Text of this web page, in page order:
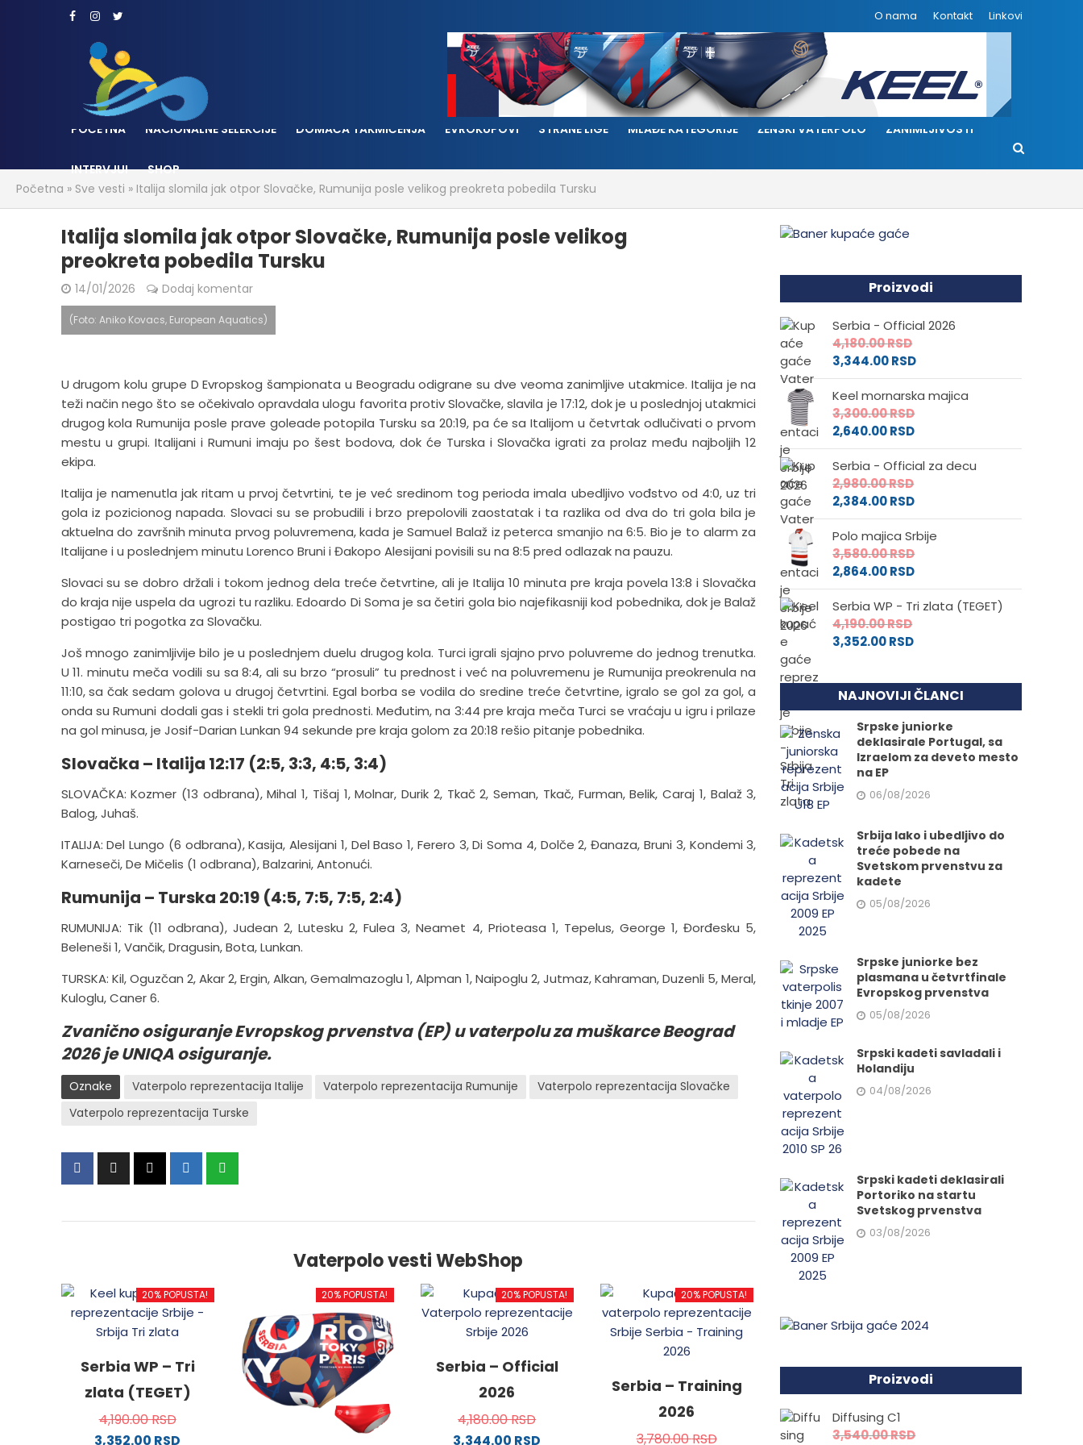
O nama Kontakt Linkovi
POČETNA NACIONALNE SELEKCIJE DOMAĆA TAKMIČENJA EVROKUPOVI STRANE LIGE MLAĐE KATEGORIJE ŽENSKI VATERPOLO ZANIMLJIVOSTI
INTERVJUI
SHOP
Početna » Sve vesti » Italija slomila jak otpor Slovačke, Rumunija posle velikog preokreta pobedila Tursku
Italija slomila jak otpor Slovačke, Rumunija posle velikog
preokreta pobedila Tursku
14/01/2026 Dodaj komentar
(Foto: Aniko Kovacs, European Aquatics)
U drugom kolu grupe D Evropskog šampionata u Beogradu odigrane su dve veoma zanimljive utakmice. Italija je na
teži način nego što se očekivalo opravdala ulogu favorita protiv Slovačke, slavila je 17:12, dok je u poslednjoj utakmici
drugog kola Rumunija posle prave goleade potopila Tursku sa 20:19, pa će sa Italijom u četvrtak odlučivati o prvom
mestu u grupi. Italijani i Rumuni imaju po šest bodova, dok će Turska i Slovačka igrati za prolaz među najboljih 12
ekipa.
Italija je namenutla jak ritam u prvoj četvrtini, te je već sredinom tog perioda imala ubedljivo vođstvo od 4:0, uz tri
gola iz pozicionog napada. Slovaci su se probudili i brzo prepolovili zaostatak i ta razlika od dva do tri gola bila je
aktuelna do završnih minuta prvog poluvremena, kada je Samuel Balaž iz peterca smanjio na 6:5. Bio je to alarm za
Italijane i u poslednjem minutu Lorenco Bruni i Đakopo Alesijani povisili su na 8:5 pred odlazak na pauzu.
Slovaci su se dobro držali i tokom jednog dela treće četvrtine, ali je Italija 10 minuta pre kraja povela 13:8 i Slovačka
do kraja nije uspela da ugrozi tu razliku. Edoardo Di Soma je sa četiri gola bio najefikasniji kod pobednika, dok je Balaž
postigao tri pogotka za Slovačku.
Još mnogo zanimljivije bilo je u poslednjem duelu drugog kola. Turci igrali sjajno prvo poluvreme do jednog trenutka.
U 11. minutu meča vodili su sa 8:4, ali su brzo “prosuli” tu prednost i već na poluvremenu je Rumunija preokrenula na
11:10, sa čak sedam golova u drugoj četvrtini. Egal borba se vodila do sredine treće četvrtine, igralo se gol za gol, a
onda su Rumuni dodali gas i stekli tri gola prednosti. Međutim, na 3:44 pre kraja meča Turci se vraćaju u igru i prilaze
na gol minusa, je Josif-Darian Lunkan 94 sekunde pre kraja golom za 20:18 rešio pitanje pobednika.
Slovačka – Italija 12:17 (2:5, 3:3, 4:5, 3:4)
SLOVAČKA: Kozmer (13 odbrana), Mihal 1, Tišaj 1, Molnar, Durik 2, Tkač 2, Seman, Tkač, Furman, Belik, Caraj 1, Balaž 3,
Balog, Juhaš.
ITALIJA: Del Lungo (6 odbrana), Kasija, Alesijani 1, Del Baso 1, Ferero 3, Di Soma 4, Dolče 2, Đanaza, Bruni 3, Kondemi 3,
Karneseči, De Mičelis (1 odbrana), Balzarini, Antonući.
Rumunija – Turska 20:19 (4:5, 7:5, 7:5, 2:4)
RUMUNIJA: Tik (11 odbrana), Judean 2, Lutesku 2, Fulea 3, Neamet 4, Prioteasa 1, Tepelus, George 1, Đorđesku 5,
Beleneši 1, Vančik, Dragusin, Bota, Lunkan.
TURSKA: Kil, Oguzčan 2, Akar 2, Ergin, Alkan, Gemalmazoglu 1, Alpman 1, Naipoglu 2, Jutmaz, Kahraman, Duzenli 5, Meral,
Kuloglu, Caner 6.
Zvanično osiguranje Evropskog prvenstva (EP) u vaterpolu za muškarce Beograd
2026 je UNIQA osiguranje.
Oznake Vaterpolo reprezentacija Italije Vaterpolo reprezentacija Rumunije
Vaterpolo reprezentacija Slovačke
Vaterpolo reprezentacija Turske
Vaterpolo vesti WebShop
20% POPUSTA!
Serbia WP – Tri
zlata (TEGET)
4,190.00RSD
3,352.00 RSD
20% POPUSTA! 20% POPUSTA!
Serbia – Official
2026
4,180.00RSD
3,344.00 RSD
20% POPUSTA!
Serbia – Training
2026
3,780.00RSD
Proizvodi
Serbia - Official 2026
4,180.00RSD
3,344.00RSD
Keel mornarska majica
3,300.00RSD
2,640.00RSD
Serbia - Official za decu
2,980.00RSD
2,384.00RSD
Polo majica Srbije
3,580.00RSD
2,864.00RSD
Serbia WP - Tri zlata (TEGET)
4,190.00RSD
3,352.00RSD
NAJNOVIJI ČLANCI
Srpske juniorke
deklasirale Portugal, sa
Izraelom za deveto mesto
na EP
06/08/2026
Srbija lako i ubedljivo do
treće pobede na
Svetskom prvenstvu za
kadete
05/08/2026
Srpske juniorke bez
plasmana u četvrtfinale
Evropskog prvenstva
05/08/2026
Srpski kadeti savladali i
Holandiju
04/08/2026
Srpski kadeti deklasirali
Portoriko na startu
Svetskog prvenstva
03/08/2026
Proizvodi
Diffusing C1
3,540.00RSD